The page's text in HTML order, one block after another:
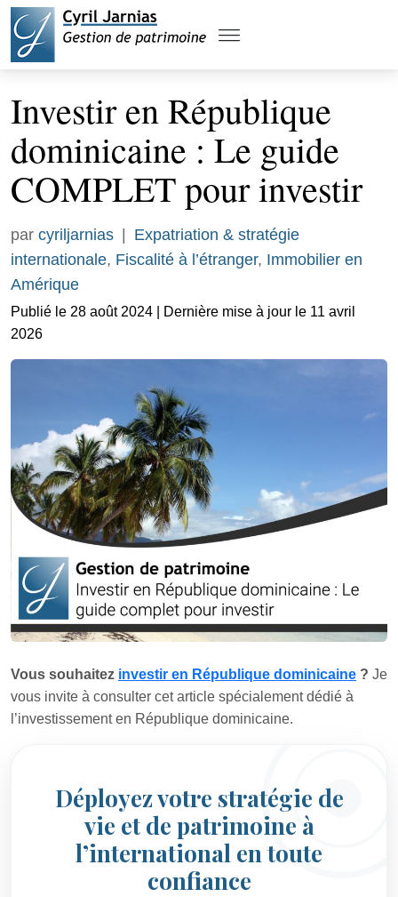
Investir en République
dominicaine : Le guide
COMPLET pour investir
par cyriljarnias
Expatriation & stratégie
internationale, Fiscalité à l’étranger, Immobilier en
Amérique
Publié le 28 août 2024 | Dernière mise à jour le 11 avril
2026
Vous souhaitez investir en République dominicaine ? Je
vous invite à consulter cet article spécialement dédié à
l’investissement en République dominicaine.
Déployez votre stratégie de
vie et de patrimoine à
l’international en toute
confiance